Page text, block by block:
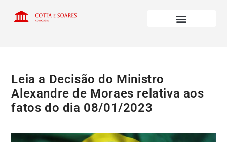
Leia a Decisão do Ministro
Alexandre de Moraes relativa aos
fatos do dia 08/01/2023